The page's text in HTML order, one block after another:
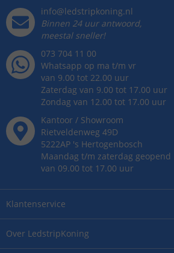
Over LedstripKoning
Klantenservice
info@ledstripkoning.nl
Binnen 24 uur antwoord,
meestal sneller!
073 704 11 00
Whatsapp op ma t/m vr
van 9.00 tot 22.00 uur
Zaterdag van 9.00 tot 17.00 uur
Zondag van 12.00 tot 17.00 uur
Kantoor / Showroom
Rietveldenweg 49D
5222AP 's Hertogenbosch
Maandag t/m zaterdag geopend
van 09.00 tot 17.00 uur